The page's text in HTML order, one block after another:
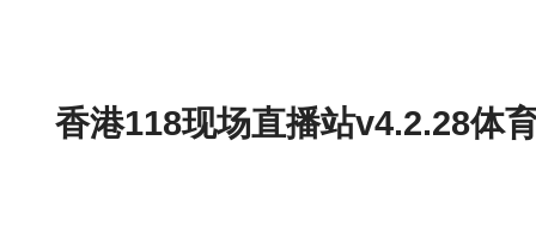
香港118现场直播站v4.2.28体